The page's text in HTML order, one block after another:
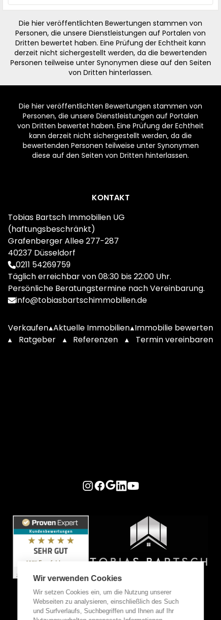
Die hier veröffentlichten Bewertungen stammen von
Personen, die unsere Dienstleistungen auf Portalen von
Dritten bewertet haben. Eine Prüfung der Echtheit kann
derzeit nicht sichergestellt werden, da die bewertenden
Personen teilweise unter Synonymen diese auf den Seiten
von Dritten hinterlassen.
Die hier veröffentlichten Bewertungen stammen von
Personen, die unsere Dienstleistungen auf Portalen
von Dritten bewertet haben. Eine Prüfung der Echtheit
kann derzeit nicht sichergestellt werden, da die
bewertenden Personen teilweise unter Synonymen
diese auf den Seiten von Dritten hinterlassen.
KONTAKT
Tobias Bartsch Immobilien UG
(haftungsbeschränkt)
Grafenberger Allee 277-287
40237 Düsseldorf
0211 54269759
Täglich erreichbar von 08:30 bis 22:00 Uhr.
Persönliche Beratungstermine nach Vereinbarung.
info@tobiasbartschimmobilien.de
Verkaufen▴Aktuelle Immobilien▴Immobilie bewerten
▴
Ratgeber ▴ Referenzen ▴ Termin vereinbaren
Instagram
Facebook
Google
LinkedInYouTube
Wir verwenden Cookies
Wir setzen Cookies ein, um die Nutzung unserer
Webseiten zu analysieren, einschließlich des Such
und Surfverlaufs, Suchbegriffen und Ihnen auf Ihr